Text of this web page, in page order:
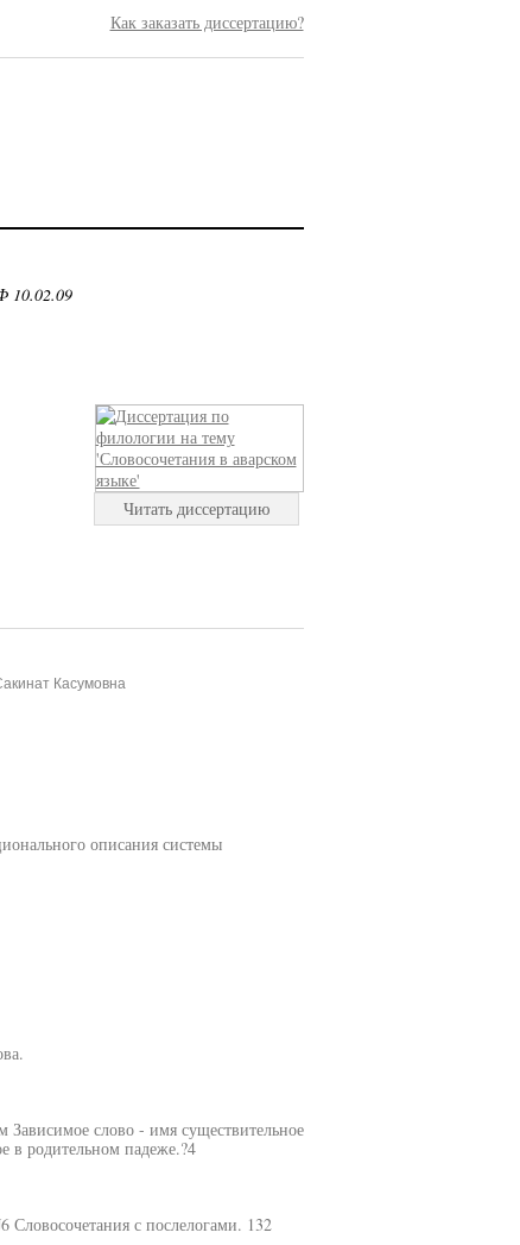
Как заказать диссертацию?
10.02.09
Читать диссертацию
Касумовна
описания системы
слово - имя существительное
в родительном падеже.?4
Словосочетания с послелогами. 132